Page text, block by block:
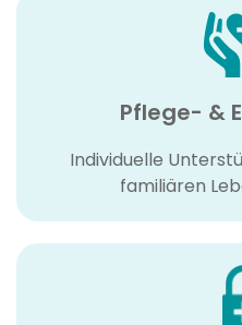
Pflege- &
Individuelle
familiären